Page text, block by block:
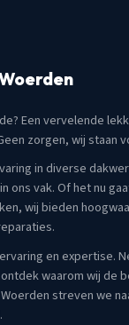
Een vervelende
zorgen, wij staan
in diverse
ons vak. Of het nu
wij bieden
en expertise.
waarom wij de
streven we